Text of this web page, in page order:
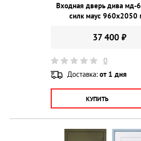
Входная дверь дива мд-
силк маус 960х2050
37 400 ₽
0
Доставка: от 1 дня
КУПИТЬ